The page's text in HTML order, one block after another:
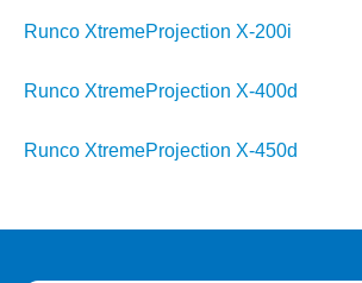
Runco XtremeProjection X-200i
Runco XtremeProjection X-400d
Runco XtremeProjection X-450d